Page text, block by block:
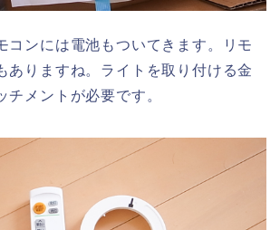
コンには電池もついてきます。リモ
ありますね。ライトを取り付ける金
チメントが必要です。